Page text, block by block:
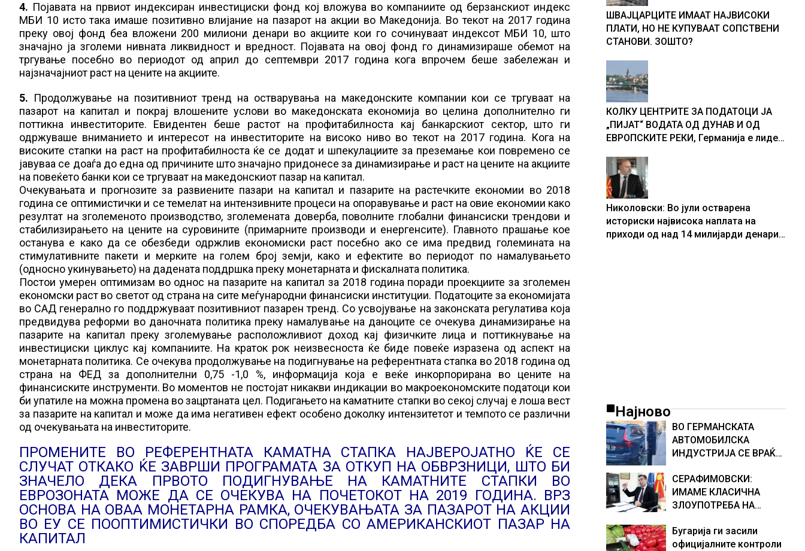
4. Појавата на првиот индексиран инвестициски фонд кој вложува во компаниите од берзанскиот индекс
МБИ 10 исто така имаше позитивно влијание на пазарот на акции во Македонија. Во текот на 2017 година
преку овој фонд беа вложени 200 милиони денари во акциите кои го сочинуваат индексот МБИ 10, што
значајно ја зголеми нивната ликвидност и вредност. Појавата на овој фонд го динамизираше обемот на
тргување посебно во периодот од април до септември 2017 година кога впрочем беше забележан и
најзначајниот раст на цените на акциите.
5. Продолжување на позитивниот тренд на остварувања на македонските компании кои се тргуваат на
пазарот на капитал и покрај влошените услови во македонската економија во целина дополнително ги
поттикна инвеститорите. Евидентен беше растот на профитабилноста кај банкарскиот сектор, што ги
одржуваше вниманието и интересот на инвеститорите на високо ниво во текот на 2017 година. Кога на
високите стапки на раст на профитабилноста ќе се додат и шпекулациите за преземање кои повремено се
јавуваа се доаѓа до една од причините што значајно придонесе за динамизирање и раст на цените на акциите
на повеќето банки кои се тргуваат на македонскиот пазар на капитал.
Очекувањата и прогнозите за развиените пазари на капитал и пазарите на растечките економии во 2018
година се оптимистички и се темелат на интензивните процеси на опоравување и раст на овие економии како
резултат на зголеменото производство, зголемената доверба, поволните глобални финансиски трендови и
стабилизирањето на цените на суровините (примарните производи и енергенсите). Главното прашање кое
останува е како да се обезбеди одржлив економиски раст посебно ако се има предвид големината на
стимулативните пакети и мерките на голем број земји, како и ефектите во периодот по намалувањето
(односно укинувањето) на дадената поддршка преку монетарната и фискалната политика.
Постои умерен оптимизам во однос на пазарите на капитал за 2018 година поради проекциите за зголемен
економски раст во светот од страна на сите меѓународни финансиски институции. Податоците за економијата
во САД генерално го поддржуваат позитивниот пазарен тренд. Со усвојување на законската регулатива која
предвидува реформи во даночната политика преку намалување на даноците се очекува динамизирање на
пазарите на капитал преку зголемување расположливиот доход кај физичките лица и поттикнување на
инвестициски циклус кај компаниите. На краток рок неизвесноста ќе биде повеќе изразена од аспект на
монетарната политика. Се очекува продолжување на подигнување на референтната стапка во 2018 година од
страна на ФЕД за дополнителни 0,75 -1,0 %, информација која е веќе инкорпорирана во цените на
финансиските инструменти. Во моментов не постојат никакви индикации во макроекономските податоци кои
би упатиле на можна промена во зацртаната цел. Подигањето на каматните стапки во секој случај е лоша вест
за пазарите на капитал и може да има негативен ефект особено доколку интензитетот и темпото се различни
од очекувањата на инвеститорите.
ПРОМЕНИТЕ ВО РЕФЕРЕНТНАТА КАМАТНА СТАПКА НАЈВЕРОЈАТНО ЌЕ СЕ
СЛУЧАТ ОТКАКО ЌЕ ЗАВРШИ ПРОГРАМАТА ЗА ОТКУП НА ОБВРЗНИЦИ, ШТО БИ
ЗНАЧЕЛО ДЕКА ПРВОТО ПОДИГНУВАЊЕ НА КАМАТНИТЕ СТАПКИ ВО
ЕВРОЗОНАТА МОЖЕ ДА СЕ ОЧЕКУВА НА ПОЧЕТОКОТ НА 2019 ГОДИНА. ВРЗ
ОСНОВА НА ОВАА МОНЕТАРНА РАМКА, ОЧЕКУВАЊАТА ЗА ПАЗАРОТ НА АКЦИИ
ВО ЕУ СЕ ПООПТИМИСТИЧКИ ВО СПОРЕДБА СО АМЕРИКАНСКИОТ ПАЗАР НА
КАПИТАЛ
ШВАЈЦАРЦИТЕ ИМААТ НАЈВИСОКИ
ПЛАТИ, НО НЕ КУПУВААТ СОПСТВЕНИ
СТАНОВИ. ЗОШТО?
КОЛКУ ЦЕНТРИТЕ ЗА ПОДАТОЦИ ЈА
„ПИЈАТ“ ВОДАТА ОД ДУНАВ И ОД
ЕВРОПСКИТЕ РЕКИ, Германија е лидер
центри за податоци
Николовски: Во јули остварена
историски највисока наплата на
приходи од над 14 милијарди денари
Најново
ВО ГЕРМАНСКАТА
АВТОМОБИЛСКА
ИНДУСТРИЈА СЕ ВРАЌА
СЕРАФИМОВСКИ:
ИМАМЕ КЛАСИЧНА
ЗЛОУПОТРЕБА НА
ОТКУПОТ НА МЛЕКОТО
Бугарија ги засили
официјалните контроли